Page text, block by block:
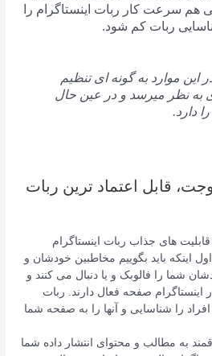
هم سرعت کار ربات اینستاگرام را
ربات کم شود.
این موارد به گونه ای تنظیم
به نظر میرسد و در عین حال
دارد.
قابل اعتماد ترین ربات
قابلیت های جذاب ربات اینستاگرام
اینکه باید بگوییم مخاطبین خودشان و
شما را فالوبک و یا دنبال می کنند و
اینستاگرام صفحه فعال دارند. ربات
را شناسایی و آنها را به صفحه شما
به مطالب و محتوای انتشار داده شما